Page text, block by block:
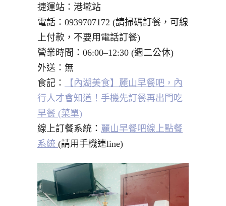
捷運站：港墘站
電話：0939707172 (請掃碼訂餐，可線
上付款，不要用電話訂餐)
營業時間：06:00–12:30 (週二公休)
外送：無
食記：
【內湖美食】麗山早餐吧，內
行人才會知道！手機先訂餐再出門吃
早餐 (菜單)
線上訂餐系統： 麗山早餐吧線上點餐
系統 (請用手機連line)